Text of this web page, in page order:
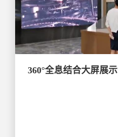
360°全息结合大屏展示